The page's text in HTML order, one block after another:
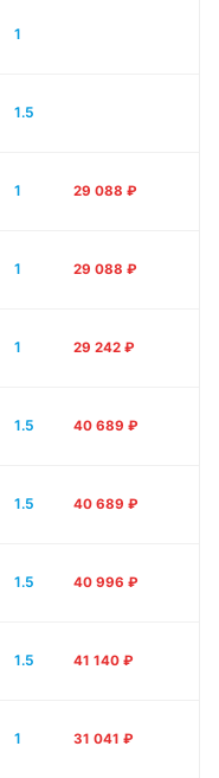
1
1.5
1 29 088 ₽
1 29 088 ₽
1 29 242 ₽
1.5 40 689 ₽
1.5 40 689 ₽
1.5 40 996 ₽
1.5 41 140 ₽
1 31 041 ₽